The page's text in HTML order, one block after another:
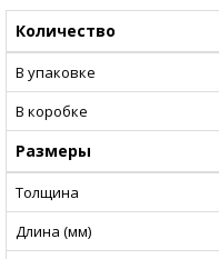
Количество
В упаковке
В коробке
Размеры
Толщина
Длина (мм)